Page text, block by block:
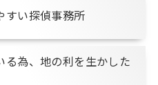
すい探偵事務所
る為、地の利を生かした